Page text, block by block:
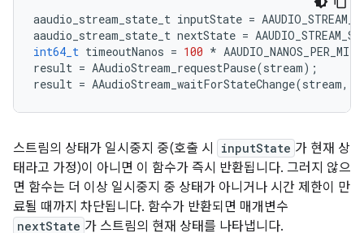
aaudio_stream_state_t inputState =
aaudio_stream_state_t nextState =
int64_t timeoutNanos = 100 *
result = AAudioStream_requestPause(stream);
result = AAudioStream_waitForStateChange(stream,
스트림의 상태가 일시중지 중(호출 시 inputState 가 현재 상
태라고 가정)이 아니면 이 함수가 즉시 반환됩니다. 그러지 않으
면 함수는 더 이상 일시중지 중 상태가 아니거나 시간 제한이 만
료될 때까지 차단됩니다. 함수가 반환되면 매개변수
nextState 가 스트림의 현재 상태를 나타냅니다.